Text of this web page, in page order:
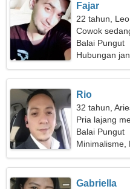
Fajar
22 tahun, Leo
Cowok
Balai Pungut
Hubungan
Rio
32 tahun,
Pria lajang
Balai Pungut
Minimalisme,
Gabriella